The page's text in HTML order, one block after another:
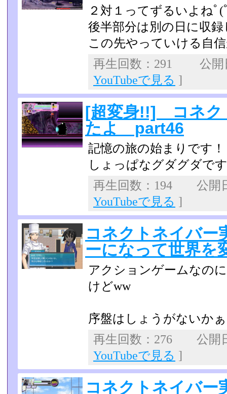
２対１ってずるいよねﾟ(
後半部分は別の日に収
この先やっていける自
再生回数：291 公
YouTubeで見る ]
[超変身!!] コネク
たよ part46
記憶の旅の始まりです！
しょっぱなグダグダで
再生回数：194 公
YouTubeで見る ]
コネクトネイバー
ーになって世界を
アクションゲームなの
けどww
序盤はしょうがないか
再生回数：276 公開
YouTubeで見る ]
コネクトネイバー